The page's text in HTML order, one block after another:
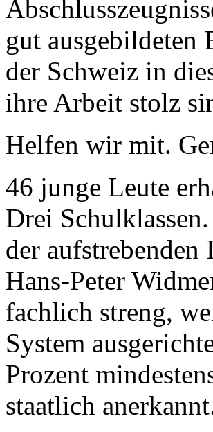
gut ausgebildeten
der Schweiz in
ihre Arbeit stolz
Helfen wir mit.
46 junge Leute
Drei
der
Hans-Peter
fachlich streng,
System
Prozent
staatlich